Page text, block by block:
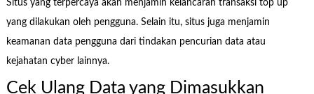
Situs yang terpercaya akan menjamin kelancaran transaksi top up
yang dilakukan oleh pengguna. Selain itu, situs juga menjamin
keamanan data pengguna dari tindakan pencurian data atau
kejahatan cyber lainnya.
Cek Ulang Data yang Dimasukkan